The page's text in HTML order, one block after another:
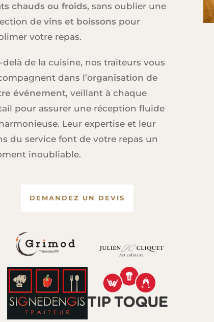
chauds ou froids, sans oublier une
de vins et boissonspour
votre repas.
delà de la cuisine, nos traiteurs vous
dans l’organisation de
événement, veillant à chaque
pour assurer une réception fluide
Leur expertise et leur
du service font de votre repas un
inoubliable.
DEMANDEZ UN DEVIS